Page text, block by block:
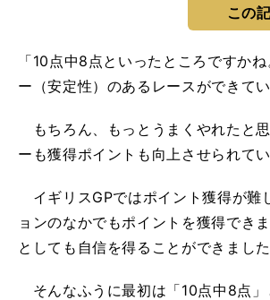
この
「10点中8点といったところですか
ー（安定性）のあるレースができてい
もちろん、もっとうまくやれたと
ーも獲得ポイントも向上させられて
イギリスGPではポイント獲得が難
ョンのなかでもポイントを獲得でき
としても自信を得ることができました
そんなふうに最初は「10点中8点